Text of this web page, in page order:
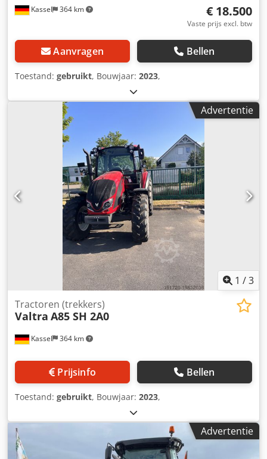
Kassel 364 km € 18.500
Vaste prijs excl. btw
Aanvragen Bellen
Toestand: gebruikt, Bouwjaar: 2023,
Advertentie
1 /3
Kassel 364 km
Tractoren (trekkers)
Valtra A85 SH 2A0
Prijsinfo Bellen
Toestand: gebruikt, Bouwjaar: 2023,
Advertentie